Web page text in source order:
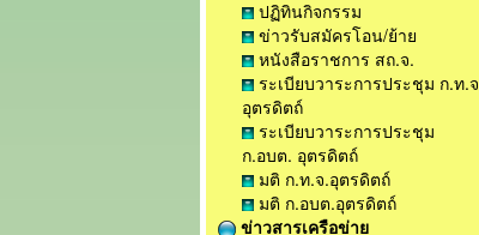
ปฏิทินกิจกรรม
ข่าวรับสมัครโอน/ย้าย
หนังสือราชการ สถ.จ.
ระเบียบวาระการประชุม ก.ท.
อุตรดิตถ์
ระเบียบวาระการประชุม
ก.อบต. อุตรดิตถ์
มติ ก.ท.จ.อุตรดิตถ์
มติ ก.อบต.อุตรดิตถ์
ข่าวสารเครือข่าย